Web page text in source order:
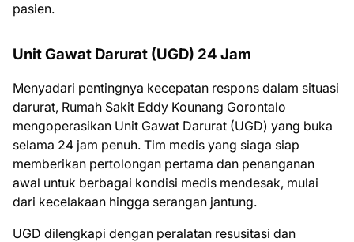
pasien.
Unit Gawat Darurat (UGD) 24 Jam
Menyadari pentingnya kecepatan respons dalam situasi
darurat, Rumah Sakit Eddy Kounang Gorontalo
mengoperasikan Unit Gawat Darurat (UGD) yang buka
selama 24 jam penuh. Tim medis yang siaga siap
memberikan pertolongan pertama dan penanganan
awal untuk berbagai kondisi medis mendesak, mulai
dari kecelakaan hingga serangan jantung.
UGD dilengkapi dengan peralatan resusitasi dan